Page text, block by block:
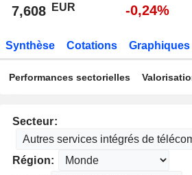
7,608 EUR -0,24%
Synthèse Cotations Graphiques
Performances sectorielles
Secteur:
Région: